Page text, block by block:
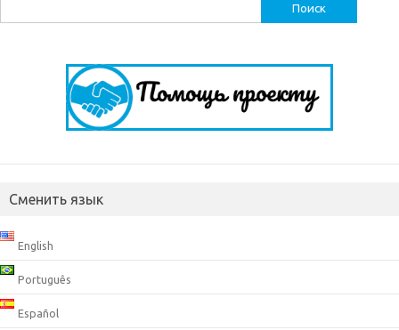
Сменить язык
English
Português
Español